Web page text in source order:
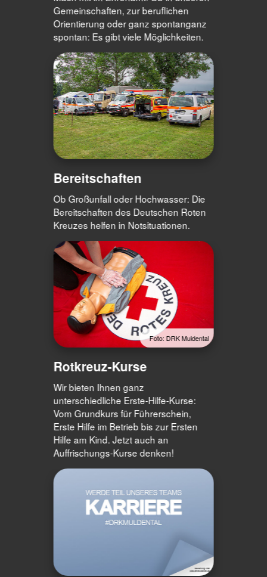
Silber & Gold für Lehrer/innen & Erzieher/innen
Mehr anzeigen
Gemeinschaften, zur beruflichen
Orientierung oder ganz spontanganz
spontan: Es gibt viele Möglichkeiten.
Bereitschaften
Ob Großunfall oder Hochwasser: Die
Bereitschaften des Deutschen Roten
Kreuzes helfen in Notsituationen.
Foto: DRK Muldental
Rotkreuz-Kurse
Wir bieten Ihnen ganz
unterschiedliche Erste-Hilfe-Kurse:
Vom Grundkurs für Führerschein,
Erste Hilfe im Betrieb bis zur Ersten
Hilfe am Kind. Jetzt auch an
Auffrischungs-Kurse denken!